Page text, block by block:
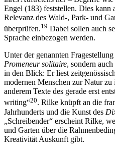
Engel (183) feststellen. Dies kann
Relevanz des Wald-, Park- und
überprüfen.19 Dabei sollen auch
Sprache einbezogen werden.
Unter der genannten
Promeneur solitaire, sondern
in den Blick: Er liest
modernen Menschen zur Natur
anderem Texte des gerade erst
writing“20. Rilke knüpft an die
Jahrhunderts und die Kunst des
„Schreibender“ erscheint Rilke,
und Garten über die
Kreativität Auskunft gibt.